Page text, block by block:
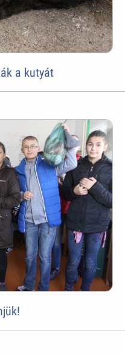
a kutyát